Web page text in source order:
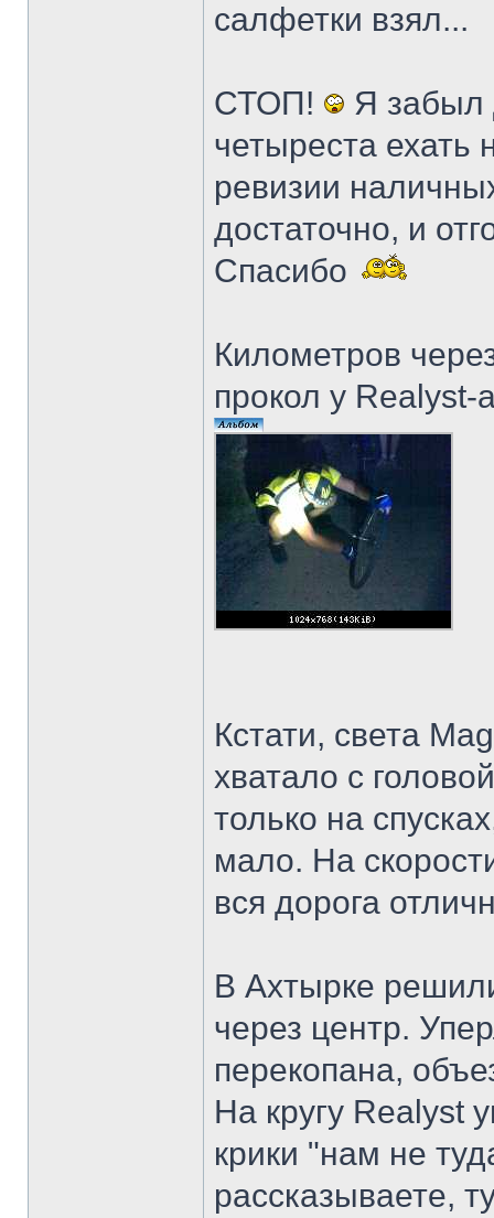
салфетки взял...
СТОП!
Я
четыреста ехать
ревизии
достаточно, и
Спасибо
Километров
прокол у Realyst-
Кстати, света
хватало с
только на
мало. На
вся дорога
В Ахтырке
через центр.
перекопана,
На кругу Realyst
крики "нам не
рассказываете,